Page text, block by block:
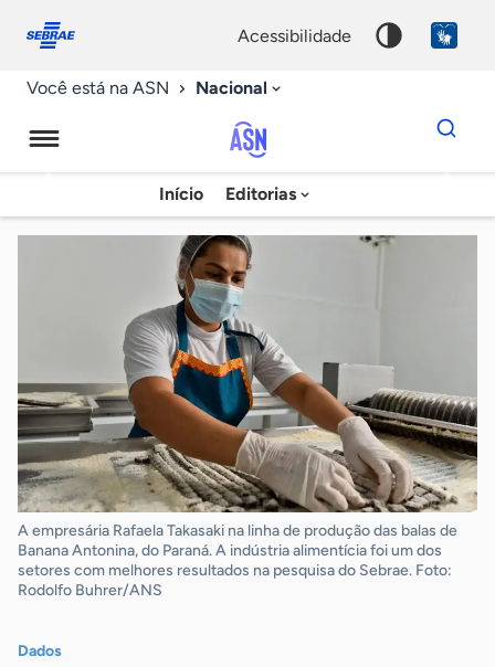
conosco
acessibilidade
Você está na ASN Nacional
Agência
Sebrae
de
Notícias
Início Editorias
Dados
para
chave
A empresária Rafaela Takasaki na linha de produção das balas de
Banana Antonina, do Paraná. A indústria alimentícia foi um dos
setores com melhores resultados na pesquisa do Sebrae. Foto:
Rodolfo Buhrer/ANS
Dados